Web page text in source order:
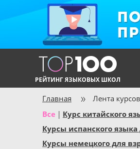
РЕЙТИНГ ЯЗЫКОВЫХ ШКОЛ
Главная
Лента курсов
Все
Курс китайского
Курсы испанского
Курсы немецкого для